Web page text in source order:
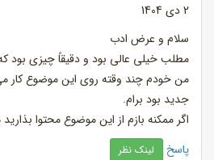
2 دی 1404
سلام و عرض ادب
مطلب خیلی عالی بود و دقیقاً چیزی بود
من خودم چند وقته روی این موضوع کار
جدید بود برام.
اگر ممکنه بازم از این موضوع محتوا
پاسخ
لینک نظر